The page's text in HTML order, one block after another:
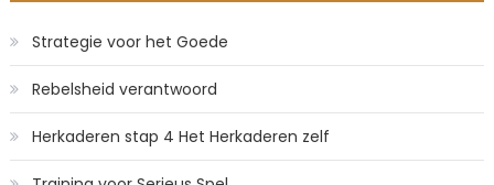
Strategie voor het Goede
Rebelsheid verantwoord
Herkaderen stap 4 Het Herkaderen zelf